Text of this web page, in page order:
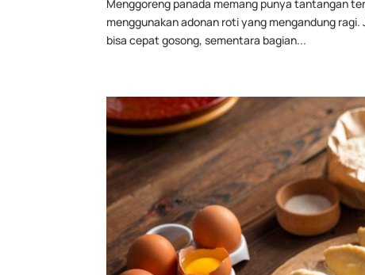
Menggoreng panada memang punya tantangan
menggunakan adonan roti yang mengandung
bisa cepat gosong, sementara bagian...